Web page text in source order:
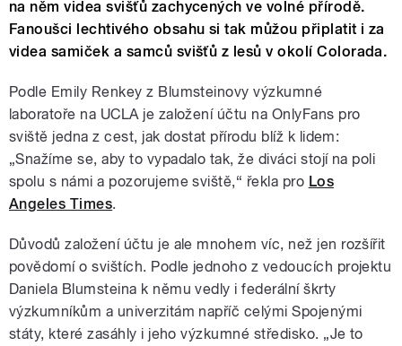
na něm videa svišťů zachycených ve volné přírodě.
Fanoušci lechtivého obsahu si tak můžou připlatit i za
videa samiček a samců svišťů z lesů v okolí Colorada.
Podle Emily Renkey z Blumsteinovy výzkumné
laboratoře na UCLA je založení účtu na OnlyFans pro
sviště jedna z cest, jak dostat přírodu blíž k lidem:
„Snažíme se, aby to vypadalo tak, že diváci stojí na poli
spolu s námi a pozorujeme sviště,“ řekla pro Los
Angeles Times.
Důvodů založení účtu je ale mnohem víc, než jen rozšířit
povědomí o svištích. Podle jednoho z vedoucích projektu
Daniela Blumsteina k němu vedly i federální škrty
výzkumníkům a univerzitám napříč celými Spojenými
státy, které zasáhly i jeho výzkumné středisko. „Je to